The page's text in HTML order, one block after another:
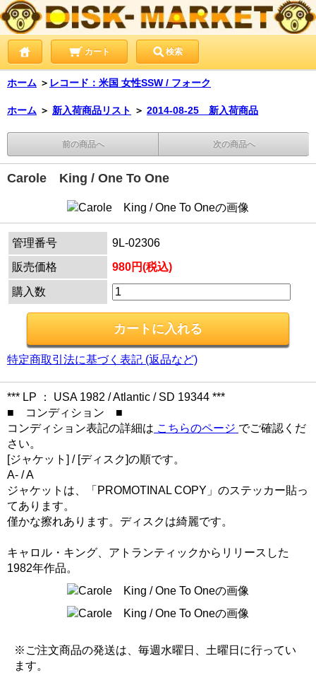
カート 検索
ホーム ＞ レコード：米国 女性SSW / フォーク
ホーム ＞ 新入荷商品リスト ＞ 2014-08-25 新入荷商品
前の商品へ 次の商品へ
Carole King / One To One
管理番号
9L-02306
販売価格
980円(税込)
購入数
特定商取引法に基づく表記 (返品など)
*** LP ： USA 1982 / Atlantic / SD 19344 ***
■ コンディション ■
コンディション表記の詳細は こちらのページ でご確認くだ
さい。
[ジャケット] / [ディスク]の順です。
A- / A
ジャケットは、「PROMOTINAL COPY」のステッカー貼っ
てあります。
僅かな擦れあります。ディスクは綺麗です。
キャロル・キング、アトランティックからリリースした
1982年作品。
※ご注文商品の発送は、毎週水曜日、土曜日に行ってい
ます。